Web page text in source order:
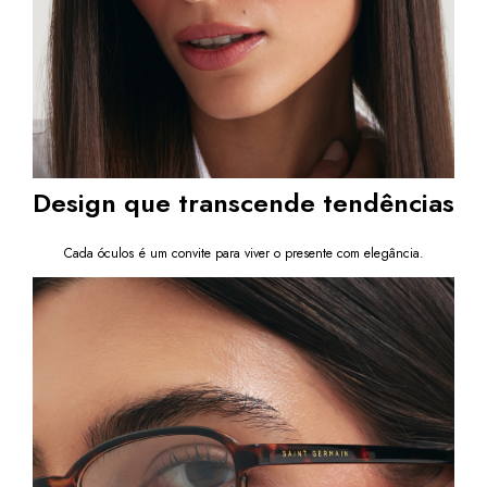
Tortoise e transforme seu visual com um acessório
moderno, versátil e cheio de personalidade.
Após a confirmação de compra, a nota fiscal será enviada em até
um dia útil em seu e-mail.
Design que transcende tendências
Cada óculos é um convite para viver o presente com elegância.